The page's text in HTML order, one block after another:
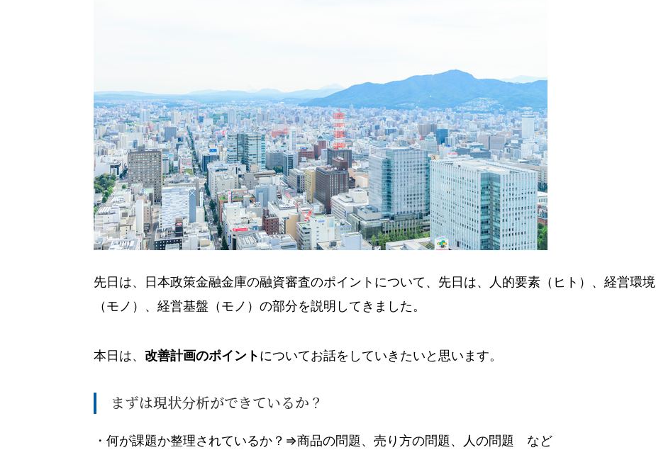
先日は、日本政策金融金庫の融資審査のポイントについて、先日は、人的要素（ヒト）、経営環境
（モノ）、経営基盤（モノ）の部分を説明してきました。
本日は、 改善計画のポイントについてお話をしていきたいと思います。
まずは現状分析ができているか？
・何が課題か整理されているか？⇒商品の問題、売り方の問題、人の問題 など